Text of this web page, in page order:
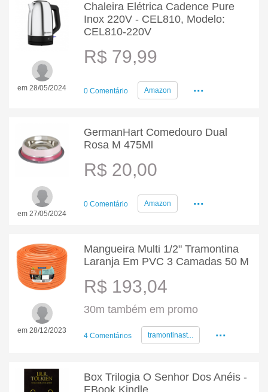
em 28/05/2024
Chaleira Elétrica Cadence Pure
Inox 220V - CEL810, Modelo:
CEL810-220V
R$ 79,99
0 Comentário Amazon ...
em 27/05/2024
GermanHart Comedouro Dual
Rosa M 475Ml
R$ 20,00
0 Comentário Amazon ...
em 28/12/2023
Mangueira Multi 1/2" Tramontina
Laranja Em PVC 3 Camadas 50 M
R$ 193,04
30m também em promo
4 Comentários tramontinast... ...
Box Trilogia O Senhor Dos Anéis -
EBook Kindle